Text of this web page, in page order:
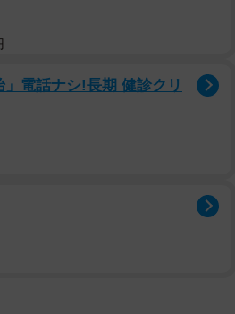
」電話ナシ!長期 健診クリ